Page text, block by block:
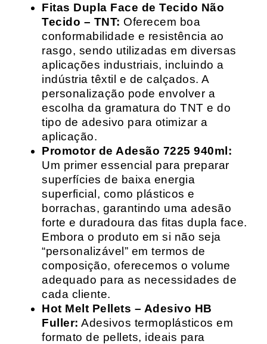
Fitas Dupla Face de Tecido Não
Tecido – TNT: Oferecem boa
conformabilidade e resistência ao
rasgo, sendo utilizadas em diversas
aplicações industriais, incluindo a
indústria têxtil e de calçados. A
personalização pode envolver a
escolha da gramatura do TNT e do
tipo de adesivo para otimizar a
aplicação.
Promotor de Adesão 7225 940ml:
Um primer essencial para preparar
superfícies de baixa energia
superficial, como plásticos e
borrachas, garantindo uma adesão
forte e duradoura das fitas dupla face.
Embora o produto em si não seja
“personalizável” em termos de
composição, oferecemos o volume
adequado para as necessidades de
cada cliente.
Hot Melt Pellets – Adesivo HB
Fuller: Adesivos termoplásticos em
formato de pellets, ideais para